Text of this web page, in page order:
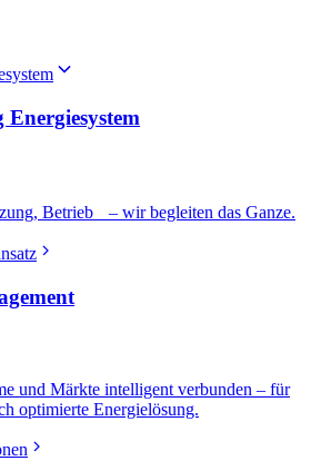
Energiesystem
Betrieb – wir begleiten das Ganze.
und Märkte intelligent verbunden – für
optimierte Energielösung.